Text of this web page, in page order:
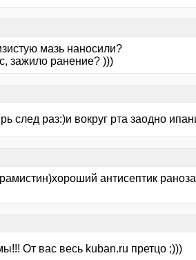
мазь наносили?
зажило ранение? )))
след раз:)и вокруг рта заодно
антисептик
От вас весь kuban.ru претцо ;)))